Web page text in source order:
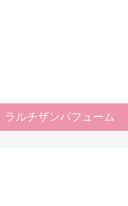
ラルチザンパフューム